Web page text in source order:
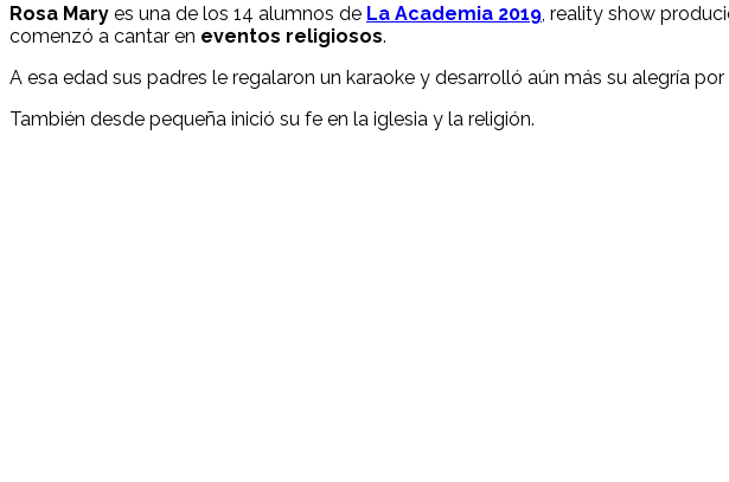
Rosa Mary es una de los 14 alumnos de La Academia 2019 , reality show
comenzó a cantar en eventos religiosos.
A esa edad sus padres le regalaron un karaoke y desarrolló aún más su alegría por
También desde pequeña inició su fe en la iglesia y la religión.